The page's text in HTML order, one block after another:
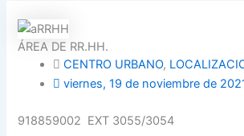
ÁREA DE RR.HH.
CENTRO URBANO,
viernes, 19 de noviembre de
918859002 EXT 3055/3054